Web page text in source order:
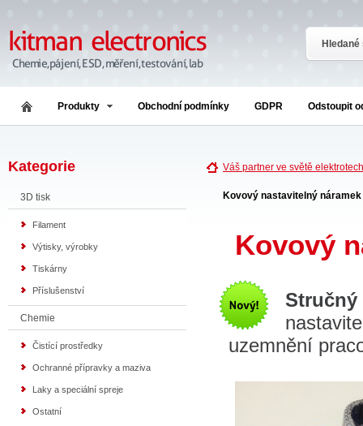
Produkty Obchodní podmínky GDPR Odstoupit
Kategorie
3D tisk
Filament
Výtisky, výrobky
Tiskárny
Příslušenství
Chemie
Čistící prostředky
Ochranné přípravky a maziva
Laky a speciální spreje
Ostatní
Váš partner ve světě
Kovový nastavitelný náramek
Kovový
uzemnění